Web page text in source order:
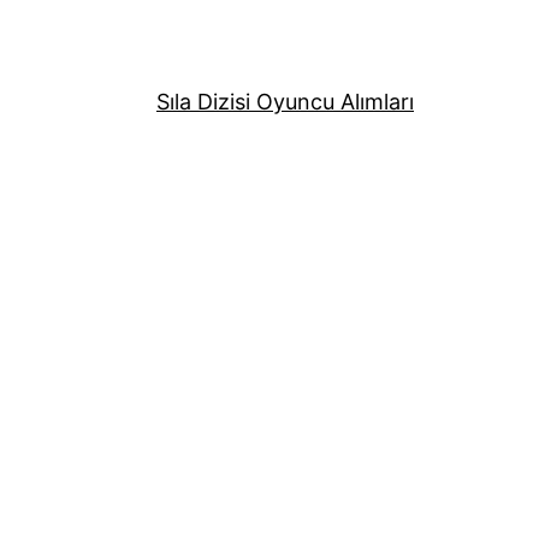
Sıla Dizisi Oyuncu Alımları